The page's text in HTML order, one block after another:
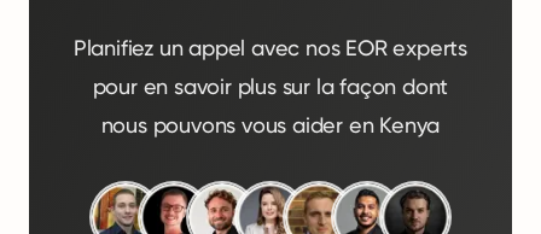
Planifiez un appel avec nos EOR experts
pour en savoir plus sur la façon dont
nous pouvons vous aider en Kenya